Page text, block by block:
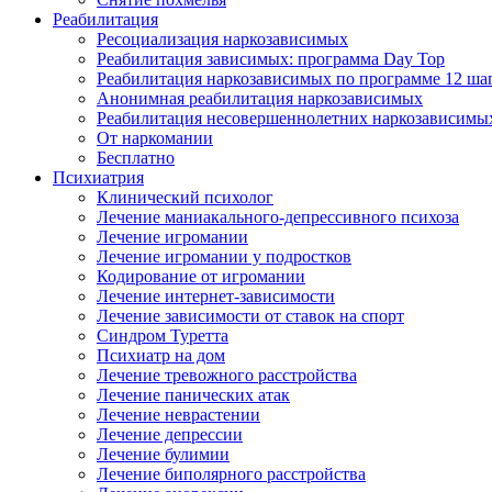
Реабилитация
Ресоциализация наркозависимых
Реабилитация зависимых: программа Day Top
Реабилитация наркозависимых по программе 12
Анонимная реабилитация наркозависимых
Реабилитация несовершеннолетних
От наркомании
Бесплатно
Психиатрия
Клинический психолог
Лечение маниакального-депрессивного психоза
Лечение игромании
Лечение игромании у подростков
Кодирование от игромании
Лечение интернет-зависимости
Лечение зависимости от ставок на спорт
Синдром Туретта
Психиатр на дом
Лечение тревожного расстройства
Лечение панических атак
Лечение неврастении
Лечение депрессии
Лечение булимии
Лечение биполярного расстройства